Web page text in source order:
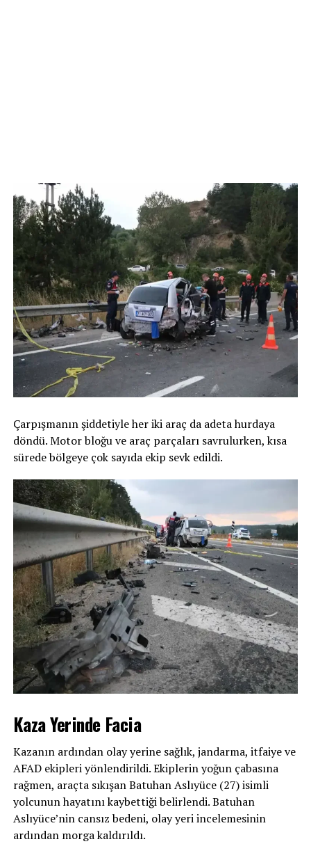
Çarpışmanın şiddetiyle her iki araç da adeta hurdaya
döndü. Motor bloğu ve araç parçaları savrulurken, kısa
sürede bölgeye çok sayıda ekip sevk edildi.
Kaza Yerinde Facia
Kazanın ardından olay yerine sağlık, jandarma, itfaiye ve
AFAD ekipleri yönlendirildi. Ekiplerin yoğun çabasına
rağmen, araçta sıkışan Batuhan Aslıyüce (27) isimli
yolcunun hayatını kaybettiği belirlendi. Batuhan
Aslıyüce’nin cansız bedeni, olay yeri incelemesinin
ardından morga kaldırıldı.